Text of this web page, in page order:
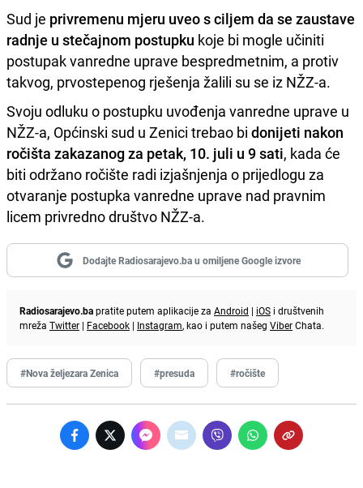
Sud je privremenu mjeru uveo s ciljem da se zaustave
radnje u stečajnom postupku koje bi mogle učiniti
postupak vanredne uprave bespredmetnim, a protiv
takvog, prvostepenog rješenja žalili su se iz NŽZ-a.
Svoju odluku o postupku uvođenja vanredne uprave u
NŽZ-a, Općinski sud u Zenici trebao bi donijeti nakon
ročišta zakazanog za petak, 10. juli u 9 sati, kada će
biti održano ročište radi izjašnjenja o prijedlogu za
otvaranje postupka vanredne uprave nad pravnim
licem privredno društvo NŽZ-a.
Dodajte Radiosarajevo.ba u omiljene Google izvore
Radiosarajevo.bapratite putem aplikacije za Android | iOS i društvenih
mreža Twitter | Facebook | Instagram, kao i putem našeg ViberChata.
#Nova željezara Zenica #presuda #ročište